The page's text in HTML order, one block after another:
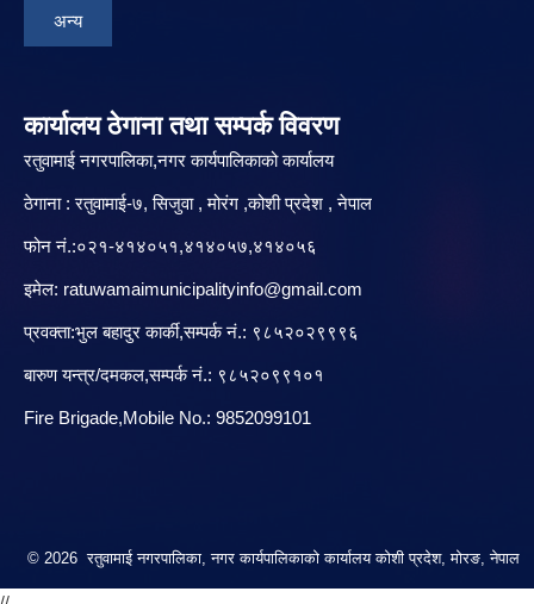
अन्य
कार्यालय ठेगाना तथा सम्पर्क विवरण
रतुवामाई नगरपालिका,नगर कार्यपालिकाको कार्यालय
ठेगाना : रतुवामाई-७, सिजुवा , मोरंग ,कोशी प्रदेश , नेपाल
फोन नं.:०२१-४१४०५१,४१४०५७,४१४०५६
इमेल: ratuwamaimunicipalityinfo@gmail.com
प्रवक्ता:भुल बहादुर कार्की,सम्पर्क नं.: ९८५२०२९९९६
बारु‌ण यन्त्र/दमकल,सम्पर्क नं.: ९८५२०९९१०१
Fire Brigade,Mobile No.: 9852099101
© 2026 रतुवामाई नगरपालिका, नगर कार्यपालिकाको कार्यालय कोशी प्रदेश, मोरङ, नेपाल